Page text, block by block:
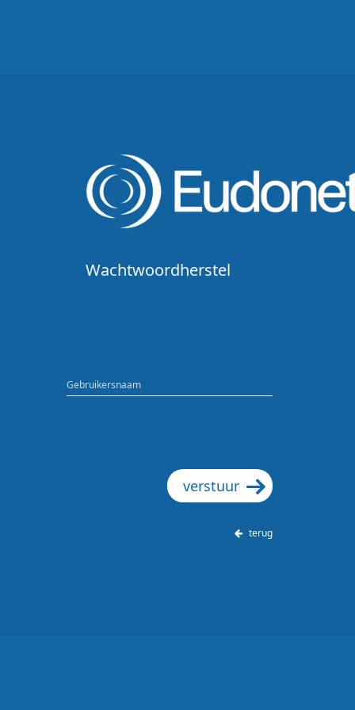
Wachtwoordherstel
Gebruikersnaam
verstuur
terug